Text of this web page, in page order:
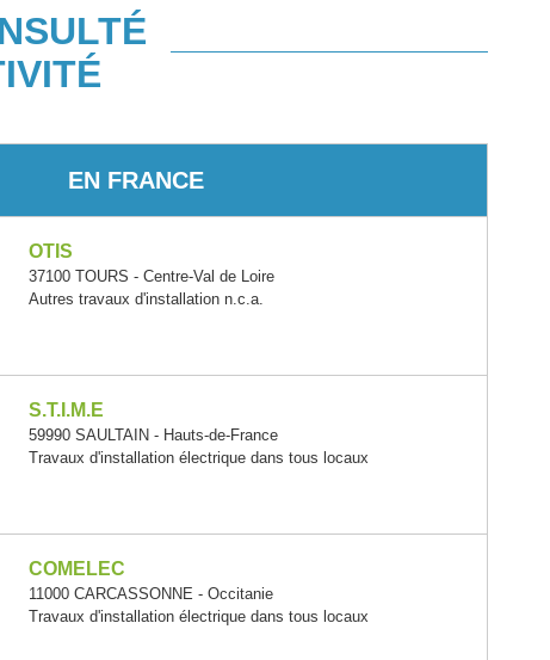
EN FRANCE
OTIS
37100 TOURS - Centre-Val de Loire
Autres travaux d'installation n.c.a.
S.T.I.M.E
59990 SAULTAIN - Hauts-de-France
Travaux d'installation électrique dans tous locaux
COMELEC
11000 CARCASSONNE - Occitanie
Travaux d'installation électrique dans tous locaux